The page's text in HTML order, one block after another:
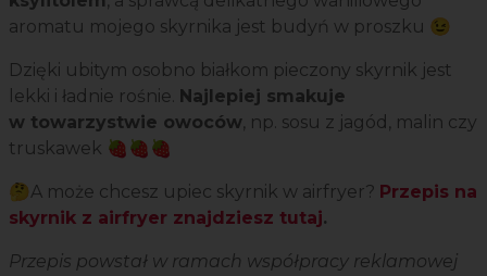
aromatu mojego skyrnika jest budyń w proszku 😉
Dzięki ubitym osobno białkom pieczony skyrnik jest
lekki i ładnie rośnie. Najlepiej smakuje
w towarzystwie owoców, np. sosu z jagód, malin czy
truskawek 🍓🍓🍓
🤔A może chcesz upiec skyrnik w airfryer? Przepis na
skyrnik z airfryer znajdziesz tutaj.
Przepis powstał w ramach współpracy reklamowej